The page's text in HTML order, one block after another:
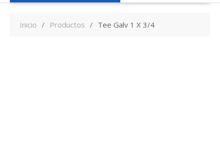
Inicio Productos Tee Galv 1 X 3/4